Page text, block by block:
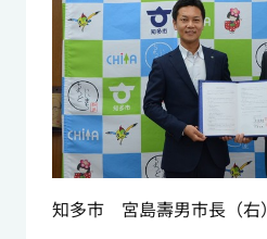
知多市 宮島壽男市長（右）